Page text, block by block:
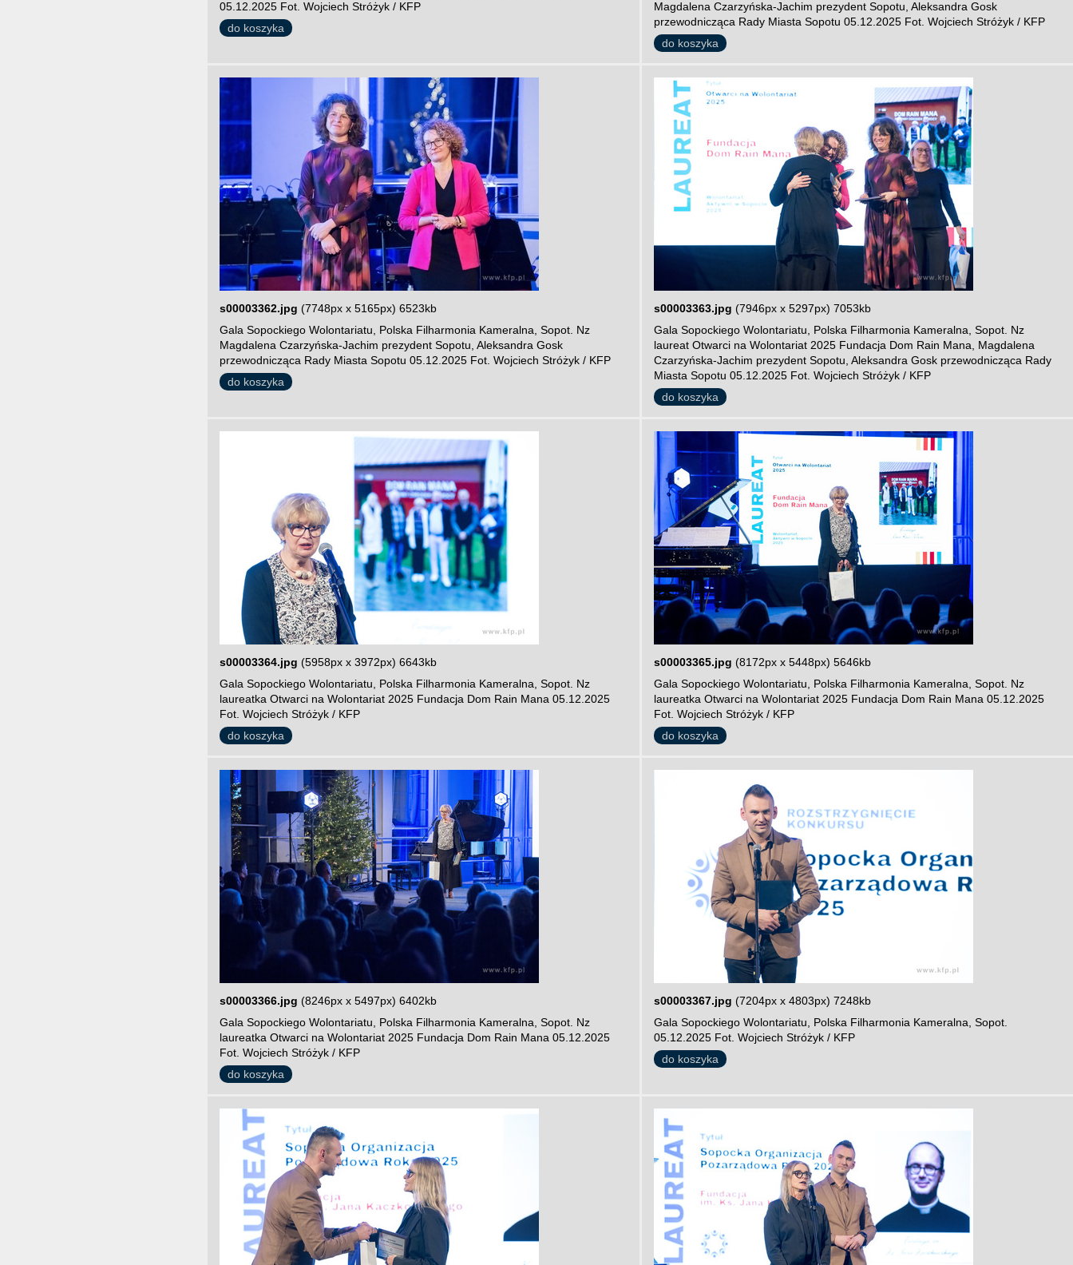
05.12.2025 Fot. Wojciech Stróżyk / KFP
do koszyka
Magdalena Czarzyńska-Jachim prezydent Sopotu, Aleksandra Gosk
przewodnicząca Rady Miasta Sopotu 05.12.2025 Fot. Wojciech Stróżyk / KFP
do koszyka
s00003362.jpg (7748px x 5165px) 6523kb
Gala Sopockiego Wolontariatu, Polska Filharmonia Kameralna, Sopot. Nz
Magdalena Czarzyńska-Jachim prezydent Sopotu, Aleksandra Gosk
przewodnicząca Rady Miasta Sopotu 05.12.2025 Fot. Wojciech Stróżyk / KFP
do koszyka
s00003363.jpg (7946px x 5297px) 7053kb
Gala Sopockiego Wolontariatu, Polska Filharmonia Kameralna, Sopot. Nz
laureat Otwarci na Wolontariat 2025 Fundacja Dom Rain Mana, Magdalena
Czarzyńska-Jachim prezydent Sopotu, Aleksandra Gosk przewodnicząca Rady
Miasta Sopotu 05.12.2025 Fot. Wojciech Stróżyk / KFP
do koszyka
s00003364.jpg (5958px x 3972px) 6643kb
Gala Sopockiego Wolontariatu, Polska Filharmonia Kameralna, Sopot. Nz
laureatka Otwarci na Wolontariat 2025 Fundacja Dom Rain Mana 05.12.2025
Fot. Wojciech Stróżyk / KFP
do koszyka
s00003365.jpg (8172px x 5448px) 5646kb
Gala Sopockiego Wolontariatu, Polska Filharmonia Kameralna, Sopot. Nz
laureatka Otwarci na Wolontariat 2025 Fundacja Dom Rain Mana 05.12.2025
Fot. Wojciech Stróżyk / KFP
do koszyka
s00003366.jpg (8246px x 5497px) 6402kb
Gala Sopockiego Wolontariatu, Polska Filharmonia Kameralna, Sopot. Nz
laureatka Otwarci na Wolontariat 2025 Fundacja Dom Rain Mana 05.12.2025
Fot. Wojciech Stróżyk / KFP
do koszyka
s00003367.jpg (7204px x 4803px) 7248kb
Gala Sopockiego Wolontariatu, Polska Filharmonia Kameralna, Sopot.
05.12.2025 Fot. Wojciech Stróżyk / KFP
do koszyka